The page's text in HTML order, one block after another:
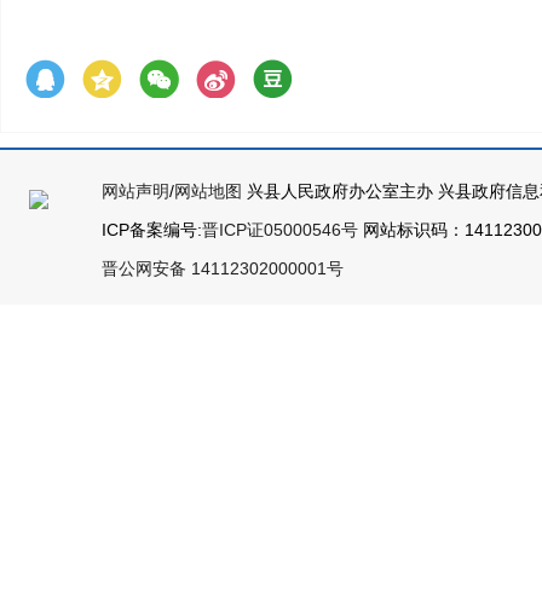
网站声明/网站地图 兴县人民政府办公室主办 兴县政府信
ICP备案编号:晋ICP证05000546号 网站标识码：
晋公网安备 14112302000001号